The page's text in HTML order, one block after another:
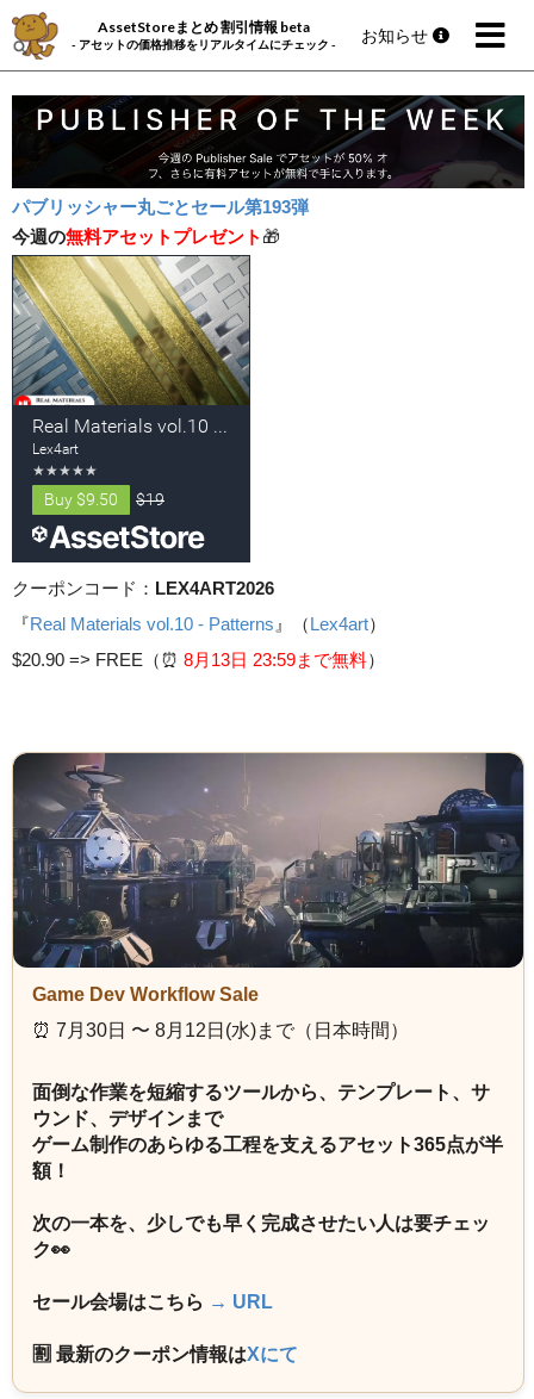
AssetStoreまとめ 割引情報 beta
- アセットの価格推移をリアルタイムにチェック - お知らせ
パブリッシャー丸ごとセール第193弾
今週の無料アセットプレゼント 🎁
クーポンコード： LEX4ART2026
『Real Materials vol.10 - Patterns 』（Lex4art）
$20.90 => FREE（⏰️ 8月13日 23:59まで無料）
Game Dev Workflow Sale
⏰️ 7月30日 〜 8月12日(水)まで（日本時間）
面倒な作業を短縮するツールから、テンプレート、サ
ウンド、デザインまで
ゲーム制作のあらゆる工程を支えるアセット365点が半
額！
次の一本を、少しでも早く完成させたい人は要チェッ
ク👀
セール会場はこちら → URL
🈹 最新のクーポン情報はXにて